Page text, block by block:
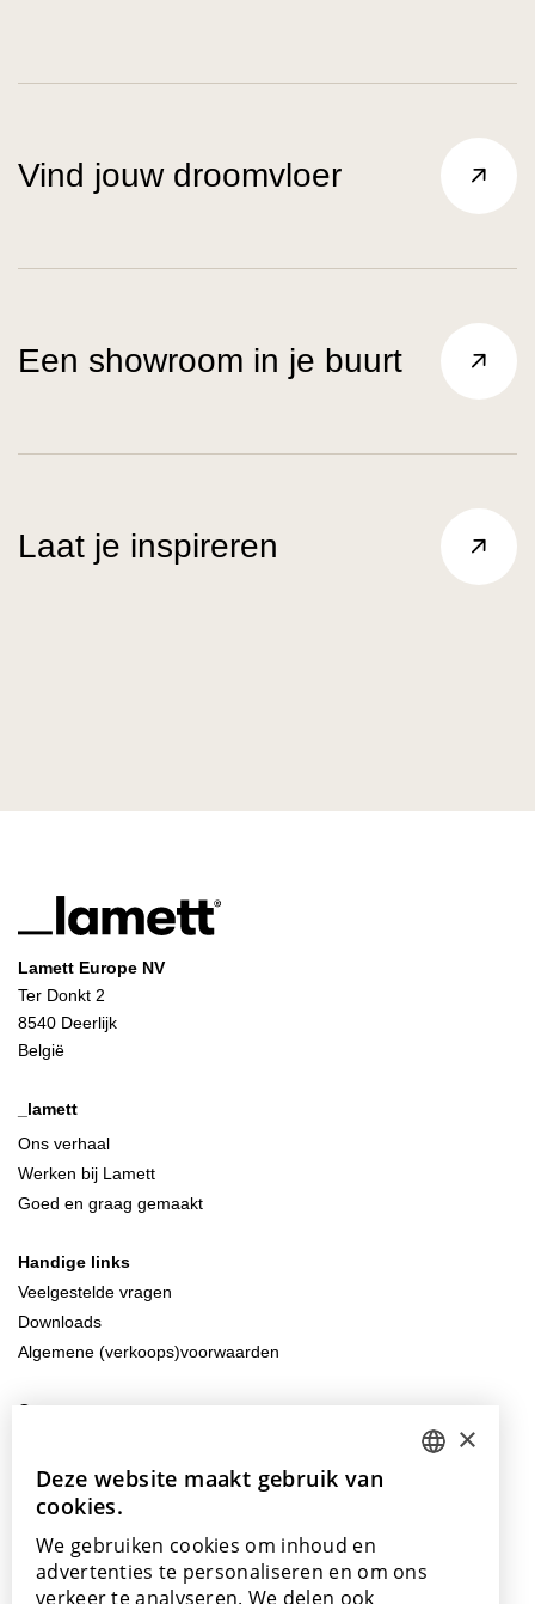
Vind jouw droomvloer
Een showroom in je buurt
Laat je inspireren
Lamett Europe NV
Ter Donkt 2
8540 Deerlijk
België
_lamett
Ons verhaal
Werken bij Lamett
Goed en graag gemaakt
Handige links
Veelgestelde vragen
Downloads
Algemene (verkoops)voorwaarden
Contacteer ons
+32 56 77 45 15
Onze showroom
Onze verkooppunten
×
Deze website maakt gebruik van
cookies.
We gebruiken cookies om inhoud en
advertenties te personaliseren en om ons
verkeer te analyseren. We delen ook